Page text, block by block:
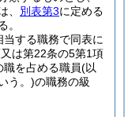
、 別表第3に定める
。
する職務で同表に
は第22条の5第1項
を占める職員(以
う。)の職務の級